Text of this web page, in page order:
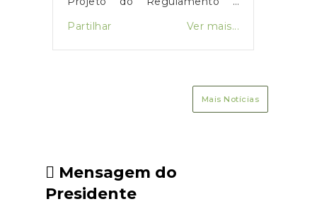
Partilhar Ver mais...
Mais Notícias
Mensagem do
Presidente